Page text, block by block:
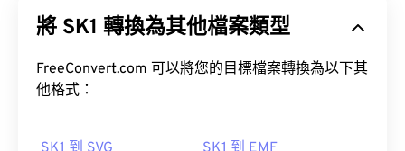
將 SK1 轉換為其他檔案類型
FreeConvert.com 可以將您的目標檔案轉換為以下其
他格式：